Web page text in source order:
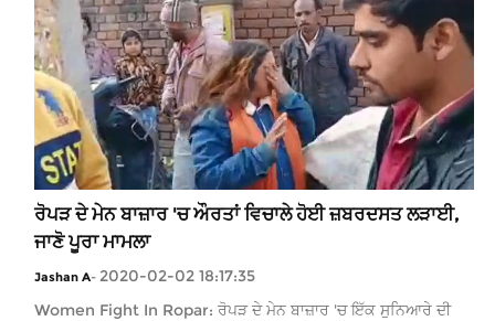
ਰੋਪੜ ਦੇ ਮੇਨ ਬਾਜ਼ਾਰ 'ਚ ਔਰਤਾਂ ਵਿਚਾਲੇ ਹੋਈ ਜ਼ਬਰਦਸਤ ਲੜਾਈ,
ਜਾਣੋ ਪੂਰਾ ਮਾਮਲਾ
Jashan A- 2020-02-02 18:17:35
Women Fight In Ropar: ਰੋਪੜ ਦੇ ਮੇਨ ਬਾਜ਼ਾਰ 'ਚ ਇੱਕ ਸੁਨਿਆਰੇ ਦੀ